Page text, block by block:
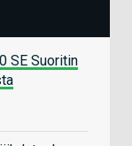
SE Suoritin